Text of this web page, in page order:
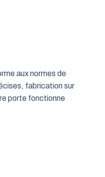
aux normes de
fabrication sur
porte fonctionne